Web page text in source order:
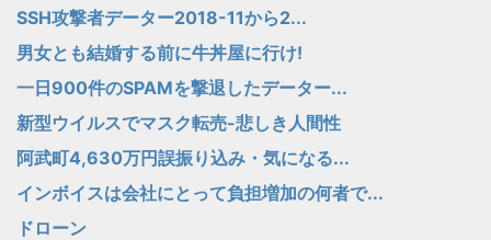
SSH攻撃者データー2018-11から2...
男女とも結婚する前に牛丼屋に行け!
一日900件のSPAMを撃退したデーター...
新型ウイルスでマスク転売-悲しき人間性
阿武町4,630万円誤振り込み・気になる...
インボイスは会社にとって負担増加の何者で...
ドローン